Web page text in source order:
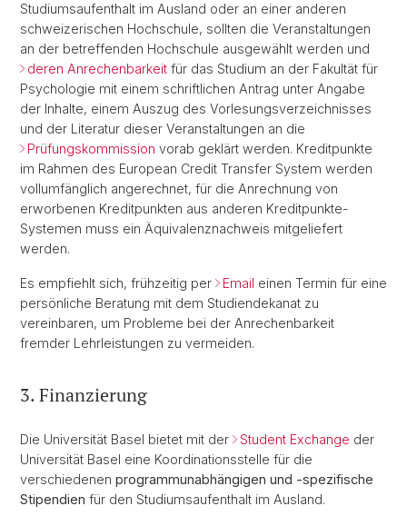
Studiumsaufenthalt im Ausland oder an einer anderen
schweizerischen Hochschule, sollten die Veranstaltungen
an der betreffenden Hochschule ausgewählt werden und
deren Anrechenbarkeit für das Studium an der Fakultät für
Psychologie mit einem schriftlichen Antrag unter Angabe
der Inhalte, einem Auszug des Vorlesungsverzeichnisses
und der Literatur dieser Veranstaltungen an die
Prüfungskommission vorab geklärt werden. Kreditpunkte
im Rahmen des European Credit Transfer System werden
vollumfänglich angerechnet, für die Anrechnung von
erworbenen Kreditpunkten aus anderen Kreditpunkte-
Systemen muss ein Äquivalenznachweis mitgeliefert
werden.
Es empfiehlt sich, frühzeitig per Email einen Termin für eine
persönliche Beratung mit dem Studiendekanat zu
vereinbaren, um Probleme bei der Anrechenbarkeit
fremder Lehrleistungen zu vermeiden.
3. Finanzierung
Die Universität Basel bietet mit der Student Exchange der
Universität Basel eine Koordinationsstelle für die
verschiedenen programmunabhängigen und -spezifische
Stipendien für den Studiumsaufenthalt im Ausland.